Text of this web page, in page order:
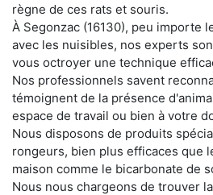
règne de ces rats et souris.
À Segonzac (16130), peu importe
avec les nuisibles, nos experts
vous octroyer une technique
Nos professionnels savent
témoignent de la présence
espace de travail ou bien à votre
Nous disposons de produits
rongeurs, bien plus efficaces que
maison comme le bicarbonate de
Nous nous chargeons de trouver